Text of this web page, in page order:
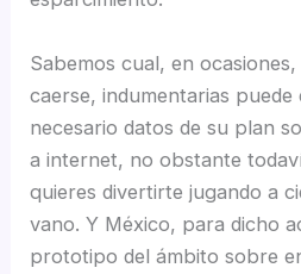
Sabemos cual, en
caerse, indumentarias
necesario datos de su plan
a internet, no obstante
quieres divertirte jugando a
vano. Y México, para dicho
prototipo del ámbito sobre